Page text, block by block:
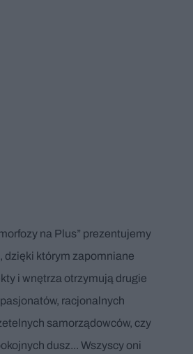
na Plus” prezentujemy
dzięki którym zapomniane
i wnętrza otrzymują drugie
racjonalnych
samorządowców, czy
dusz... Wszyscy oni